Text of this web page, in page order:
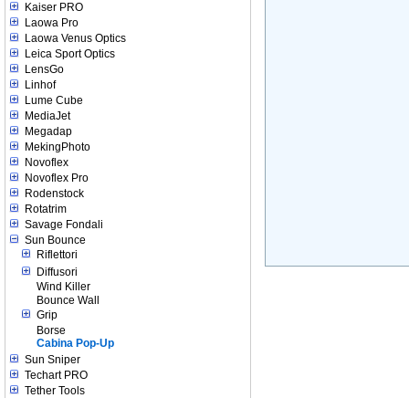
Kaiser PRO
Laowa Pro
Laowa Venus Optics
Leica Sport Optics
LensGo
Linhof
Lume Cube
MediaJet
Megadap
MekingPhoto
Novoflex
Novoflex Pro
Rodenstock
Rotatrim
Savage Fondali
Sun Bounce
Riflettori
Diffusori
Wind Killer
Bounce Wall
Grip
Borse
Cabina Pop-Up
Sun Sniper
Techart PRO
Tether Tools